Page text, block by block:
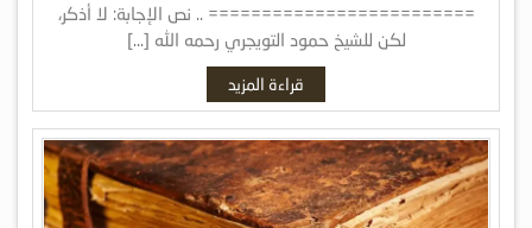
========================= .. نص الإجابة: لا أذكر،
لكن للشيخ حمود التويجري رحمه الله […]
قراءة المزيد